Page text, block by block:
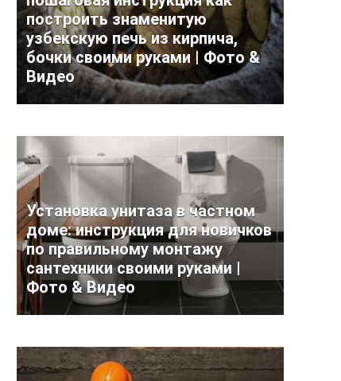
построить знаменитую
узбекскую печь из кирпича,
бочки своими руками | Фото &
Видео
Установка унитаза в частном
доме: инструкция для новичков
по правильному монтажу
сантехники своими руками |
Фото & Видео